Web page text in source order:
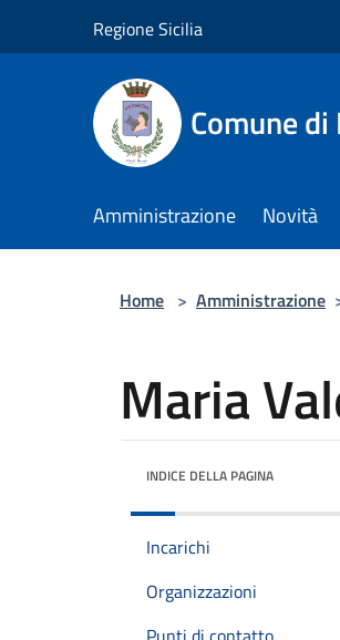
Regione Sicilia
Comune
Amministrazione Novità
Home > Amministrazione
Maria
INDICE DELLA PAGINA
Incarichi
Organizzazioni